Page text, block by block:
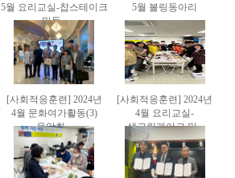
5월 요리교실-찹스테이크
만들..
5월 볼링동아리
[사회적응훈련] 2024년
4월 문화여가활동(3)
음악회 ..
[사회적응훈련] 2024년
4월 요리교실-
생크림케이크 만..